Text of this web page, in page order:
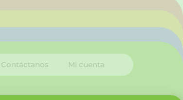
Contáctanos Mi cuenta
L